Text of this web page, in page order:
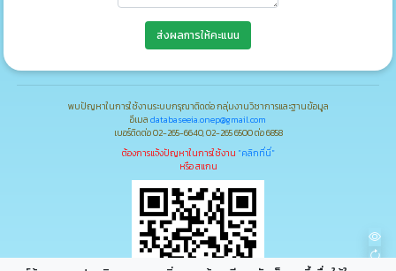
ส่งผลการให้คะแนน
พบปัญหาในการใช้งานระบบกรุณาติดต่อ กลุ่มงานวิชาการและฐานข้อมูล
อีเมล databaseeia.onep@gmail.com
เบอร์ติดต่อ 02-265-6640, 02-265 6500 ต่อ 6858
ต้องการแจ้งปัญหาในการใช้งาน "คลิกที่นี่"
หรือ สแกน